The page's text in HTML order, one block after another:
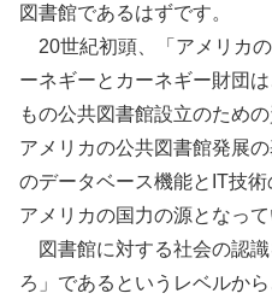
図書館であるはずです。
20世紀初頭、「アメリカ
ーネギーとカーネギー財団
もの公共図書館設立のため
アメリカの公共図書館発展
のデータベース機能とIT技術
アメリカの国力の源となって
図書館に対する社会の認識
ろ」であるというレベルか